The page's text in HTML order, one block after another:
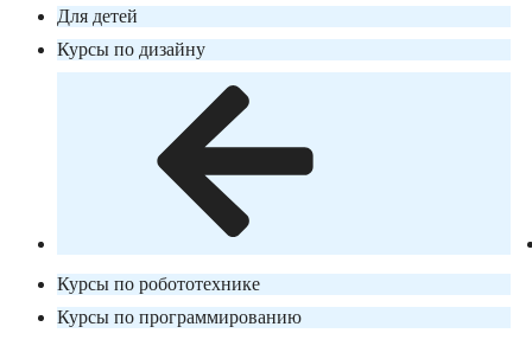
Для детей
Курсы по дизайну
Курсы по робототехнике
Курсы по программированию